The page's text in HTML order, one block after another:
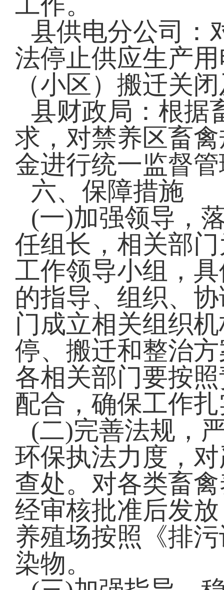
县供电分公司：
法停止供应生产
（小区）搬迁关
县财政局：根据
求，对禁养区畜
金进行统一监督
六、保障措施
(一)加强领导，
任组长，相关部
工作领导小组，
的指导、组织、
门成立相关组织
停、搬迁和整治
各相关部门要按
配合，确保工作
(二)完善法规，
环保执法力度，
查处。对各类畜
经审核批准后发
养殖场按照《排
染物。